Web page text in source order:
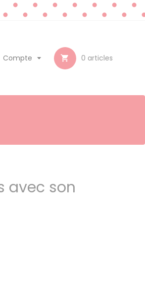
 0 articles
Compte 
avec son